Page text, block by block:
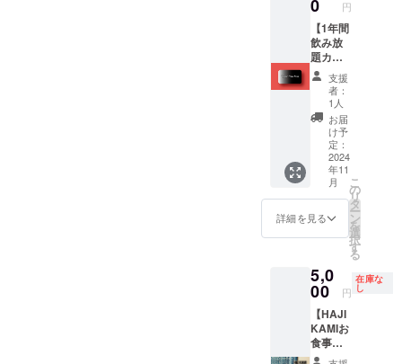
のラベ
ルに表
記され
ます。
商品開
封前に
は必ず
お届け
のリ
ターン
に貼付
された
ラベル
や注意
ご確認
くださ
認くだ
さい。
個、挽
き肉、
おろし
にんに
くをご
用意い
ただけ
れば、
フライ
パン１
つで美
味しい
カレー
が作れ
ます！
小麦粉
不使
チャイ
も楽し
みた
い、 カ
レーも
楽しみ
たい、
て、お
礼の手
紙を送
らせて
いただ
きま
す。 ・
感謝の
お手紙
0 円
【1年間
飲み放
題カー
ド】
pivotの
コー
ヒーを1
年間毎
日１杯
飲め
る、年
間フ
リーパ
スで
す。
コー
きには
たまら
ない、
とって
もとっ
てもお
得な
支援
者：
1人
お届
け予
定：
2024
年11
月
詳細を見る
こ
の
リ
タ
ー
ン
を
選
択
す
る
5,0
00 円
在庫な
し
【HAJI
KAMIお
食事
券